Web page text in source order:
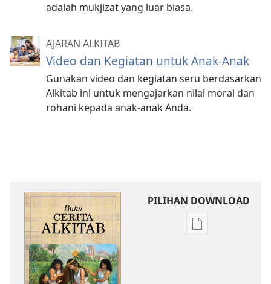
adalah mukjizat yang luar biasa.
AJARAN ALKITAB
Video dan Kegiatan untuk Anak-Anak
Gunakan video dan kegiatan seru berdasarkan
Alkitab ini untuk mengajarkan nilai moral dan
rohani kepada anak-anak Anda.
PILIHAN DOWNLOAD
Pilihan